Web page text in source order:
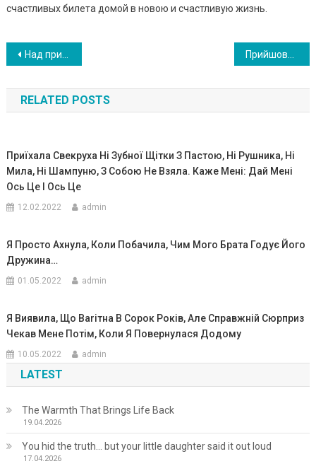
счастливых билета домой в новою и счастливую жизнь.
Навигация
по
записям
Над при6ираль ницею сміялися і драж нили , поки одного разу не сталося те, чого ніхто не очікував.
RELATED POSTS
Приїхала Свекруха Ні Зубної Щітки З Пастою, Ні Рушника, Ні
Мила, Ні Шампуню, З Собою Не Взяла. Каже Мені: Дай Мені
Ось Це І Ось Це
12.02.2022 admin
Я Просто Ахнула, Коли Побачила, Чим Мого Брата Годує Його
Дружина…
01.05.2022 admin
Я Виявила, Що Ваrітна В Сорок Років, Але Справжній Сюрприз
Чекав Мене Потім, Коли Я Повернулася Додому
10.05.2022 admin
LATEST
The Warmth That Brings Life Back
19.04.2026
You hid the truth… but your little daughter said it out loud
17.04.2026